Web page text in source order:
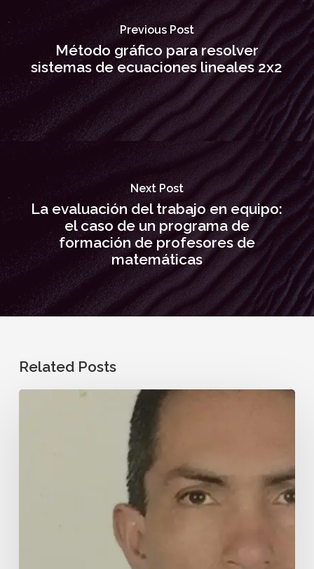
Previous Post
Método gráfico para resolver
sistemas de ecuaciones lineales 2x2
Next Post
La evaluación del trabajo en equipo:
el caso de un programa de
formación de profesores de
matemáticas
Related Posts